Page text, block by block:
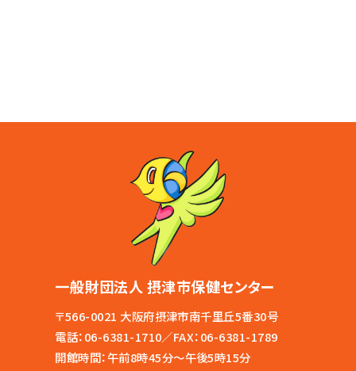
一般財団法人 摂津市保健センター
〒566-0021 大阪府摂津市南千里丘5番30号
電話：06-6381-1710／FAX：06-6381-1789
開館時間：午前8時45分～午後5時15分